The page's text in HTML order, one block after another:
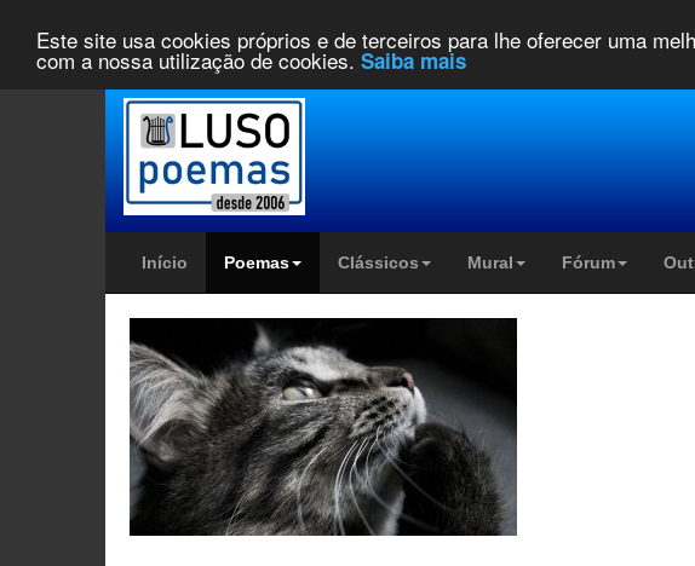
Este site usa cookies próprios e de terceiros para lhe oferecer uma
com a nossa utilização de cookies. Saiba mais
Início Poemas Clássicos Mural Fórum